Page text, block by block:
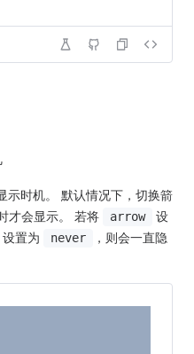
示时机。 默认情况下，切换箭
才会显示。 若将
arrow
设
设置为 never
，则会一直隐